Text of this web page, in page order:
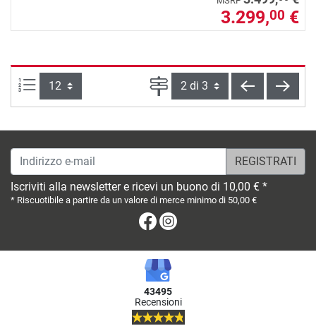
3.299,00 €
Articoli per pagina: Pagina indietro
Indirizzo e-mail
Iscriviti alla newsletter e ricevi un buono di 10,00 € *
* Riscuotibile a partire da un valore di merce minimo di 50,00 €
Facebook
43495
Recensioni